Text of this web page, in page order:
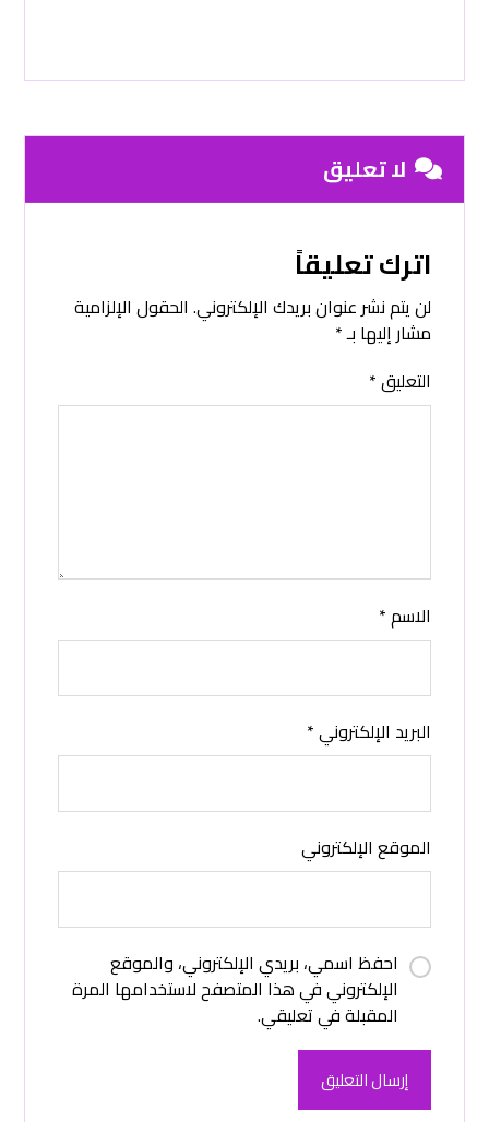
لا تعليق
اترك تعليقاً
لن يتم نشر عنوان بريدك الإلكتروني. الحقول الإلزامية
مشار إليها بـ*
التعليق*
الاسم*
البريد الإلكتروني*
الموقع الإلكتروني
احفظ اسمي، بريدي الإلكتروني، والموقع
الإلكتروني في هذا المتصفح لاستخدامها المرة
المقبلة في تعليقي.
إرسال التعليق